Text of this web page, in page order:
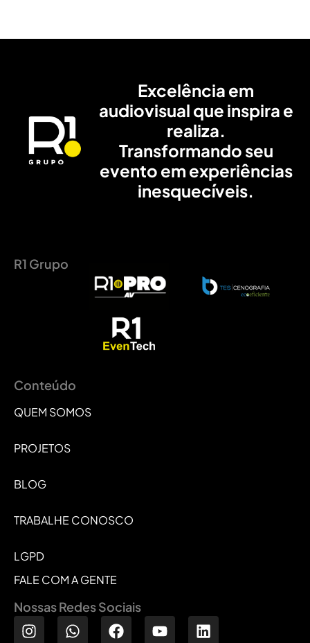
Excelência em
audiovisual que inspira e
realiza.
Transformando seu
evento em experiências
inesquecíveis.
R1 Grupo
Conteúdo
QUEM SOMOS
PROJETOS
BLOG
TRABALHE CONOSCO
LGPD
FALE COM A GENTE
Nossas Redes Sociais